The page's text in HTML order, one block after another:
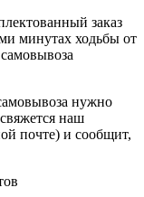
заказ
минутах ходьбы от
нужно
наш
почте) и сообщит,